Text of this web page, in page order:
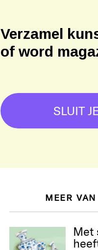
Verzamel
of word
SLUIT
MEER
Met